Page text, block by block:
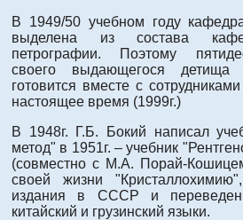
В 1949/50 учебном году
выделена из состава
петрографии. Поэтому
своего выдающегося детища
готовится вместе с
настоящее время (1999г.)
В 1948г. Г.Б. Бокий написал
метод" в 1951г. – учебник
(совместно с М.А. Порай-
своей жизни
издания в СССР и
китайский и грузинский языки.